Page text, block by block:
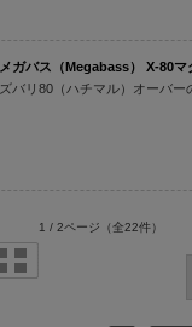
メガバス（Megabass） X-80
ズバリ80（ハチマル）オーバー
1 / 2ページ （全22件）